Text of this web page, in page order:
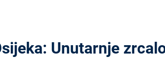
Unutarnje